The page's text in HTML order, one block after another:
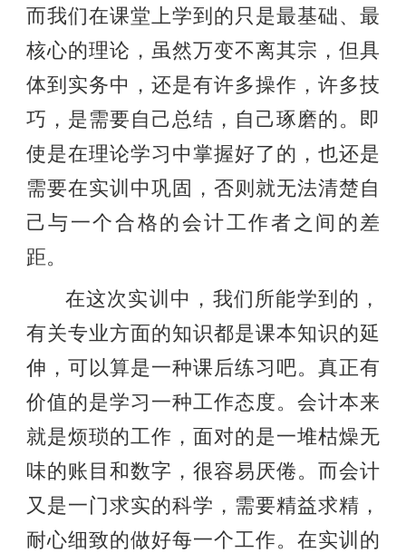
而我们在课堂上学到的只是最基础、最
核心的理论，虽然万变不离其宗，但具
体到实务中，还是有许多操作，许多技
巧，是需要自己总结，自己琢磨的。即
使是在理论学习中掌握好了的，也还是
需要在实训中巩固，否则就无法清楚自
己与一个合格的会计工作者之间的差
距。
在这次实训中，我们所能学到的，
有关专业方面的知识都是课本知识的延
伸，可以算是一种课后练习吧。真正有
价值的是学习一种工作态度。会计本来
就是烦琐的工作，面对的是一堆枯燥无
味的账目和数字，很容易厌倦。而会计
又是一门求实的科学，需要精益求精，
耐心细致的做好每一个工作。在实训的